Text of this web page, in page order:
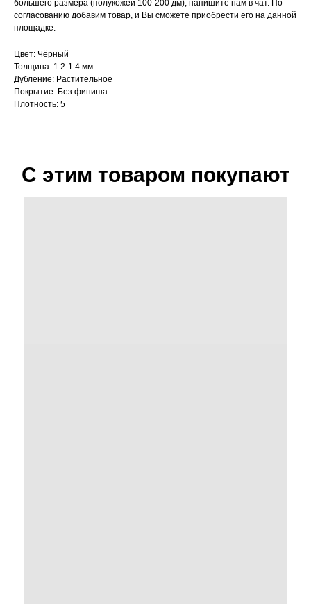
большего размера (полукожей 100-200 дм), напишите нам в чат. По
согласованию добавим товар, и Вы сможете приобрести его на данной
площадке.
Цвет: Чёрный
Толщина: 1.2-1.4 мм
Дубление: Растительное
Покрытие: Без финиша
Плотность: 5
С этим товаром покупают